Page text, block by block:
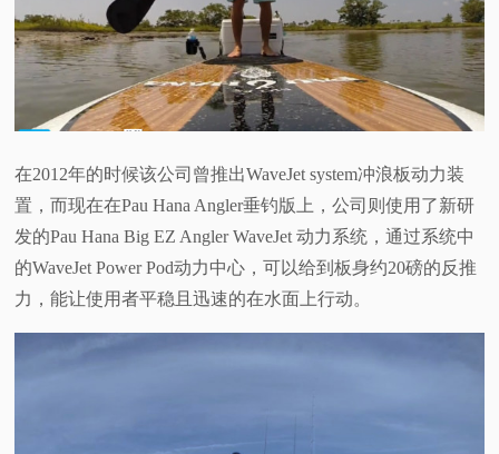
验
题
在2012年的时候该公司曾推出WaveJet system冲浪板动力装
置，而现在在Pau Hana Angler垂钓版上，公司则使用了新研
发的Pau Hana Big EZ Angler WaveJet 动力系统，通过系统中
的WaveJet Power Pod动力中心，可以给到板身约20磅的反推
力，能让使用者平稳且迅速的在水面上行动。